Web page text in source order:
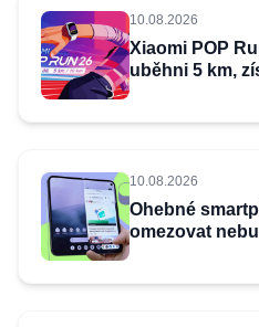
10.08.2026
Xiaomi POP
uběhni 5 km,
10.08.2026
Ohebné
omezovat